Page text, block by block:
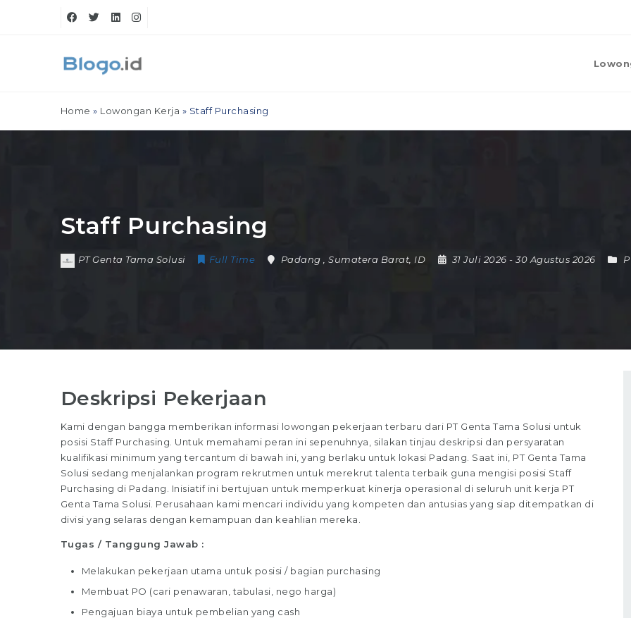
Home » Lowongan Kerja » Staff Purchasing
Staff Purchasing
PT Genta Tama Solusi Full Time Padang ,Sumatera Barat ID 31 Juli 2026- 30 Agustus 2026
Deskripsi Pekerjaan
Kami dengan bangga memberikan informasi lowongan pekerjaan terbaru dari PT Genta Tama Solusi untuk
posisi Staff Purchasing. Untuk memahami peran ini sepenuhnya, silakan tinjau deskripsi dan persyaratan
kualifikasi minimum yang tercantum di bawah ini, yang berlaku untuk lokasi Padang. Saat ini, PT Genta Tama
Solusi sedang menjalankan program rekrutmen untuk merekrut talenta terbaik guna mengisi posisi Staff
Purchasing di Padang. Inisiatif ini bertujuan untuk memperkuat kinerja operasional di seluruh unit kerja PT
Genta Tama Solusi. Perusahaan kami mencari individu yang kompeten dan antusias yang siap ditempatkan di
divisi yang selaras dengan kemampuan dan keahlian mereka.
Tugas / Tanggung Jawab :
Melakukan pekerjaan utama untuk posisi / bagian purchasing
Membuat PO (cari penawaran, tabulasi, nego harga)
Pengajuan biaya untuk pembelian yang cash